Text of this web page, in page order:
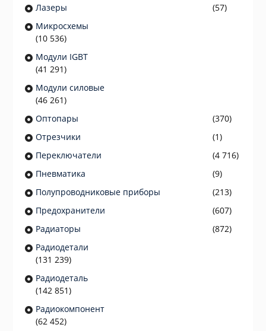
Лазеры
(57)
Микросхемы
(10 536)
Модули IGBT
(41 291)
Модули силовые
(46 261)
Оптопары
(370)
Отрезчики
(1)
Переключатели
(4 716)
Пневматика
(9)
Полупроводниковые приборы
(213)
Предохранители
(607)
Радиаторы
(872)
Радиодетали
(131 239)
Радиодеталь
(142 851)
Радиокомпонент
(62 452)